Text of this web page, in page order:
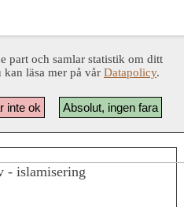
part och samlar statistik om ditt
läsa mer på vår Datapolicy.
Absolut, ingen fara
inte ok